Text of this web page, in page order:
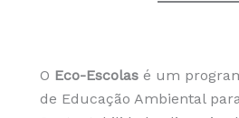
O Eco-Escolas é um
de Educação Ambiental